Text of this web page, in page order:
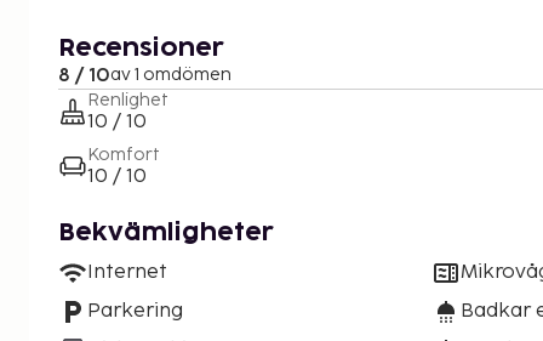
Recensioner
8 / 10av 1 omdömen
Renlighet
10 / 10
Komfort
10 / 10
Bekvämligheter
Internet
Parkering
Badkar